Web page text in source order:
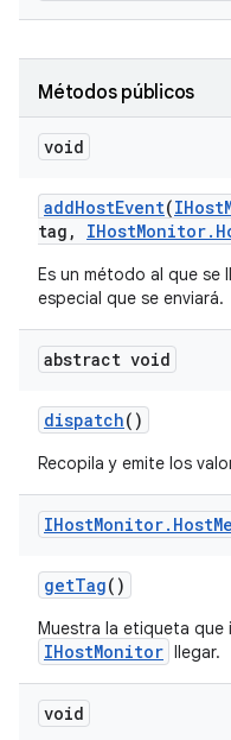
Métodos públicos
void
addHostEvent(IHost
tag , IHostMonitor.
Es un método al que se
especial que se enviará.
abstract void
dispatch()
Recopila y emite los
IHostMonitor. Host
getTag()
Muestra la etiqueta
IHostMonitor llegar.
void